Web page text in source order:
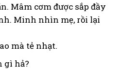
Mâm cơm được sắp đầy
Minh nhìn mẹ, rồi lại
mà tẻ nhạt.
gì hả?